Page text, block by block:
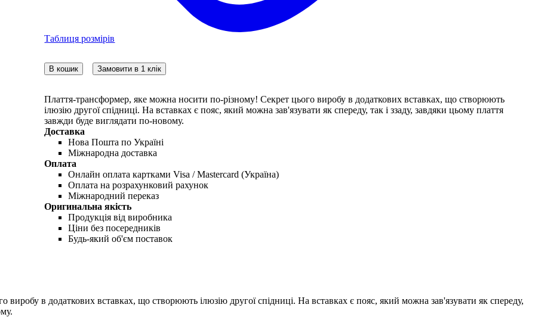
Таблиця розмірів
В кошик Замовити в 1 клік
Плаття-трансформер, яке можна носити по-різному! Секрет цього виробу в додаткових вставках, що створюють
ілюзію другої спідниці. На вставках є пояс, який можна зав'язувати як спереду, так і ззаду, завдяки цьому плаття
завжди буде виглядати по-новому.
Доставка
Нова Пошта по Україні
Міжнародна доставка
Оплата
Онлайн оплата картками Visa / Mastercard (Україна)
Оплата на розрахунковий рахунок
Міжнародний переказ
Оригинальна якість
Продукція від виробника
Ціни без посередників
Будь-який об'єм поставок
в додаткових вставках, що створюють ілюзію другої спідниці. На вставках є пояс, який можна зав'язувати як спереду,